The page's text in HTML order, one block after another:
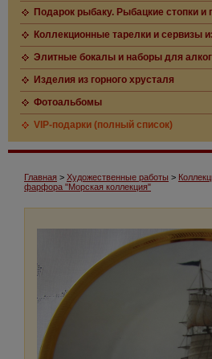
Подарок рыбаку. Рыбацкие стопки
Коллекционные тарелки и сервизы
Элитные бокалы и наборы для
Изделия из горного хрусталя
Фотоальбомы
VIP-подарки (полный список)
Главная > Художественные работы >
фарфора "Морская коллекция"